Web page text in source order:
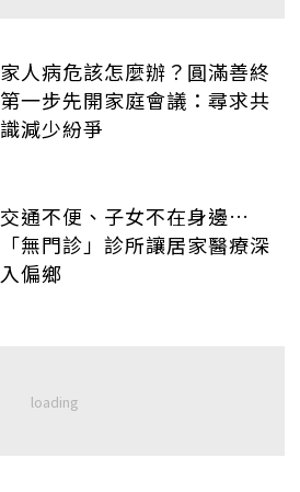
家人病危該怎麼辦？圓滿善終
第一步先開家庭會議：尋求共
識減少紛爭
交通不便、子女不在身邊…
「無門診」診所讓居家醫療深
入偏鄉